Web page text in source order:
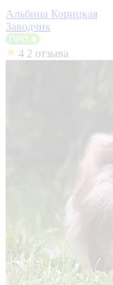
Альбина Корицкая
Заводчик
4 2 отзыва